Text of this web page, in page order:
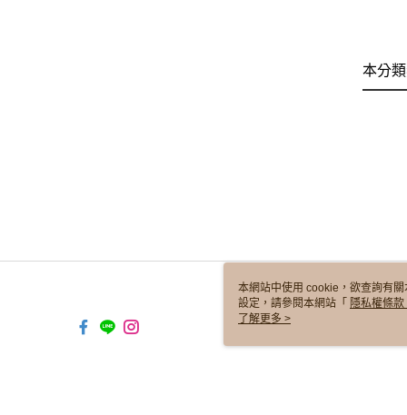
本分
本網站中使用 cookie，欲查詢有
設定，請參閱本網站「 隱私權條款
使用 cookie。
了解更多 >